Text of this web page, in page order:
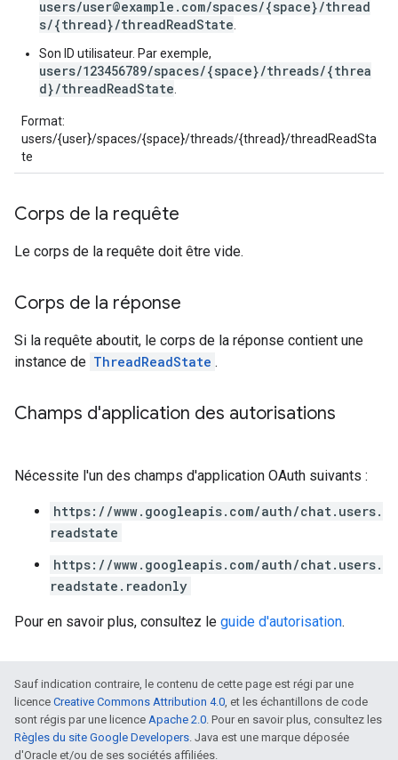
users/user@example.com/spaces/{space}/thread
s/{thread}/threadReadState
Son ID utilisateur. Par exemple,
users/123456789/spaces/{space}/threads/{threa
d}/threadReadState
Format:
users/{user}/spaces/{space}/threads/{thread}/threadReadSta
te
Corps de la requête
Le corps de la requête doit être vide.
Corps de la réponse
Si la requête aboutit, le corps de la réponse contient une
instance de ThreadReadState .
Champs d'application des autorisations
Nécessite l'un des champs d'application OAuth suivants :
https://www.googleapis.com/auth/chat.users.
readstate
https://www.googleapis.com/auth/chat.users.
readstate.readonly
Pour en savoir plus, consultez le guide d'autorisation.
Sauf indication contraire, le contenu de cette page est régi par une
licence Creative Commons Attribution 4.0, et les échantillons de code
sont régis par une licence Apache 2.0. Pour en savoir plus, consultez les
Règles du site Google Developers. Java est une marque déposée
d'Oracle et/ou de ses sociétés affiliées.